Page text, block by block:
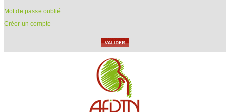
Mot de passe oublié
Créer un compte